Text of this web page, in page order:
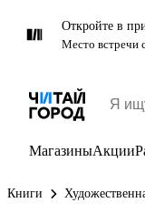
Откройте в
Место встречи
МагазиныАкции
Книги